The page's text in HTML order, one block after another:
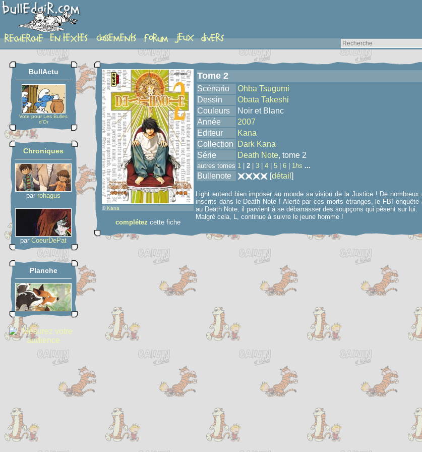
album
BullActu
Vote pour Les Bulles
d'Or
Chroniques
par rohagus
par CoeurDePat
Planche
© Kana
complétez cette fiche
Tome 2
Scénario
Ohba Tsugumi
Dessin
Obata Takeshi
Couleurs
Noir et Blanc
Année
2007
Editeur
Kana
Collection
Dark Kana
Série
Death Note, tome 2
autres tomes 1 2 3 4 5 6 1hs ...
Bullenote [détail ]
Light entend bien imposer au monde sa vision de la Justice ! De
inscrits dans le Death Note ! Alerté par ces morts étranges, le FBI
au Death Note, il parvient à se débarrasser des soupçons qui pèsent sur lui.
Malgré cela, L, continue à suivre le jeune homme !